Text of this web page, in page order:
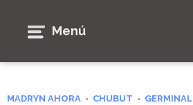
Menú
MADRYN AHORA CHUBUT GERMINAL